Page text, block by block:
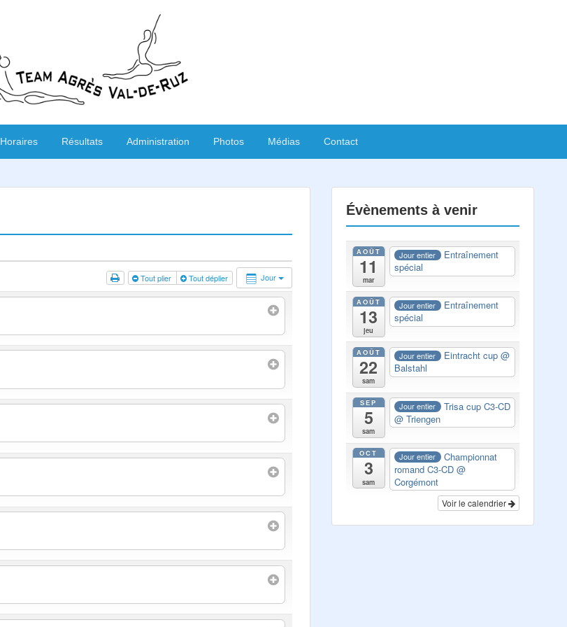
Horaires Résultats Administration Photos Médias Contact
Jour
Tout plier Tout déplier
Évènements à venir
AOÛT
11
mar
Jour entier
Entraînement
spécial
AOÛT
13
jeu
Jour entier
Entraînement
spécial
AOÛT
22
sam
Jour entier Eintracht cup@
Balstahl
SEP
5
sam
Jour entier
Trisa cup C3-CD
@ Triengen
OCT
3
sam
Jour entier
Championnat
romand C3-CD @
Corgémont
Voir le calendrier